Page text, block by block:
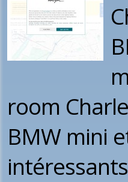
room
BMW mini